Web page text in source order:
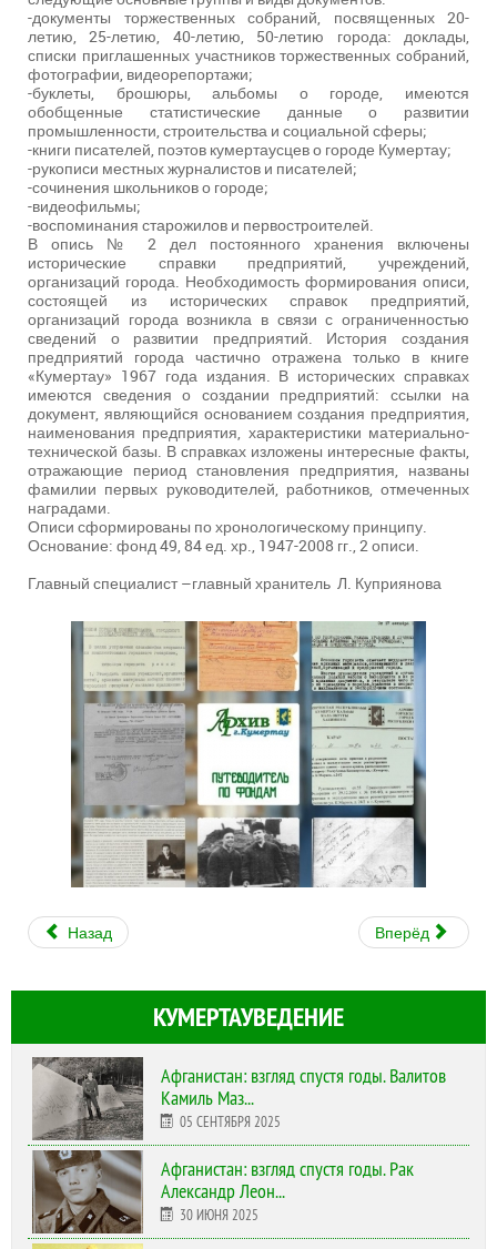
-документы торжественных собраний, посвященных 20-
летию, 25-летию, 40-летию, 50-летию города: доклады,
списки приглашенных участников торжественных собраний,
фотографии, видеорепортажи;
-буклеты, брошюры, альбомы о городе, имеются
обобщенные статистические данные о развитии
промышленности, строительства и социальной сферы;
-книги писателей, поэтов кумертаусцев о городе Кумертау;
-рукописи местных журналистов и писателей;
-сочинения школьников о городе;
-видеофильмы;
-воспоминания старожилов и первостроителей.
В опись № 2 дел постоянного хранения включены
исторические справки предприятий, учреждений,
организаций города. Необходимость формирования описи,
состоящей из исторических справок предприятий,
организаций города возникла в связи с ограниченностью
сведений о развитии предприятий. История создания
предприятий города частично отражена только в книге
«Кумертау» 1967 года издания. В исторических справках
имеются сведения о создании предприятий: ссылки на
документ, являющийся основанием создания предприятия,
наименования предприятия, характеристики материально-
технической базы. В справках изложены интересные факты,
отражающие период становления предприятия, названы
фамилии первых руководителей, работников, отмеченных
наградами.
Описи сформированы по хронологическому принципу.
Основание: фонд 49, 84 ед. хр., 1947-2008 гг., 2 описи.
Главный специалист –главный хранитель Л. Куприянова
Назад Вперёд
КУМЕРТАУВЕДЕНИЕ
Афганистан: взгляд спустя годы. Валитов
Камиль Маз...
05 СЕНТЯБРЯ 2025
Афганистан: взгляд спустя годы. Рак
Александр Леон...
30 ИЮНЯ 2025